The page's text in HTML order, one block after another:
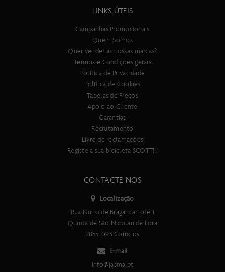
corrida cross country. Se velocidade é diversão, vai adorar esta
Spark RC Carbono HMX SL, tecnologia de suspensão integrada,
Flex Pivot, ângulo de direção ajustável, sistema de integração de
cabos Syncros, BB92, UDH Interface, 12x148 mm com linha de
corrente de 55 mm, quadro 120 mm ultraleve de 1870 g com
RockShox SID Ultimate Flight Attendant, suspensão controlada
eletronicamente, amortecedor FA Race Day com 3 modos, 15x110
mm Maxle Stealth, offset de 44 mm / tubo de direção cónico,
RockShox SIDLuxe Ultimate Flight Attendant Custom, suspensão
controlada eletronicamente, 3 modos: bloqueio, pedalada e
descida, Solo Air, ajuste de retorno/ bloqueio, hardware com
rolamentos, curso 120 mm, T165X45 mm
LINKS ÚTEIS
Campanhas Promocionais
Quem Somos
Quer vender as nossas marcas?
Termos e Condições gerais
Política de Privacidade
Política de Cookies
Tabelas de Preços
Apoio ao Cliente
Garantias
Recrutamento
Livro de reclamações
Registe a sua bicicleta SCOTT!!!
CONTACTE-NOS
Localização
Rua Nuno de Braganca Lote 1
Quinta de São Nicolau de Fora
2855-093 Corroios
E-mail
info@jasma.pt